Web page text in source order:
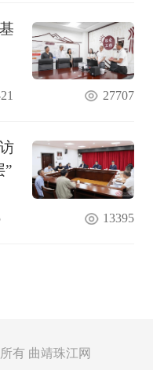
27707
”
13395
有 曲靖珠江网